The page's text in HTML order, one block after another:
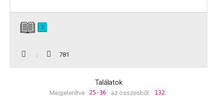
2
781
Találatok
Megjelenítve 25-36 az összesből: 132